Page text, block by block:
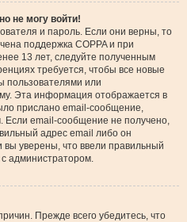
не могу войти!
и пароль. Если они верны, то
поддержка COPPA и при
13 лет, следуйте полученным
требуется, чтобы все новые
пользователями или
Эта информация отображается в
прислано email-сообщение,
Если email-сообщение не получено,
адрес email либо он
уверены, что ввели правильный
администратором.
Прежде всего убедитесь, что